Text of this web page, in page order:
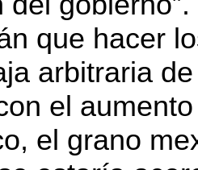
que hacer
arbitraria
el
el grano